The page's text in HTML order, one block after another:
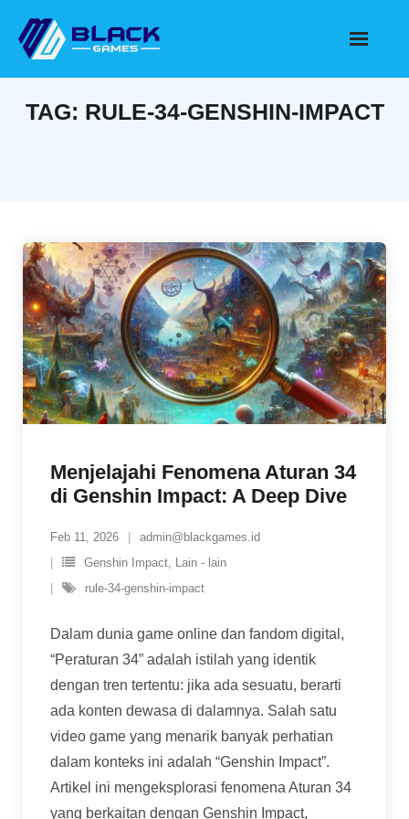
content
TAG: RULE-34-GENSHIN-IMPACT
Menjelajahi Fenomena Aturan 34
di Genshin Impact: A Deep Dive
Feb 11, 2026
admin@blackgames.id
Genshin Impact, Lain - lain
rule-34-genshin-impact
Dalam dunia game online dan fandom digital,
“Peraturan 34” adalah istilah yang identik
dengan tren tertentu: jika ada sesuatu, berarti
ada konten dewasa di dalamnya. Salah satu
video game yang menarik banyak perhatian
dalam konteks ini adalah “Genshin Impact”.
Artikel ini mengeksplorasi fenomena Aturan 34
yang berkaitan dengan Genshin Impact,